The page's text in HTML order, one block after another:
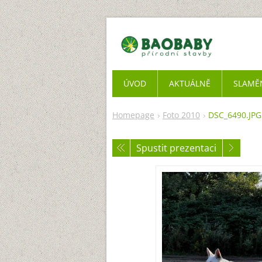
Homepage Foto 2010 DSC_6490.JPG
Spustit prezentaci
ÚVOD AKTUÁLNĚ